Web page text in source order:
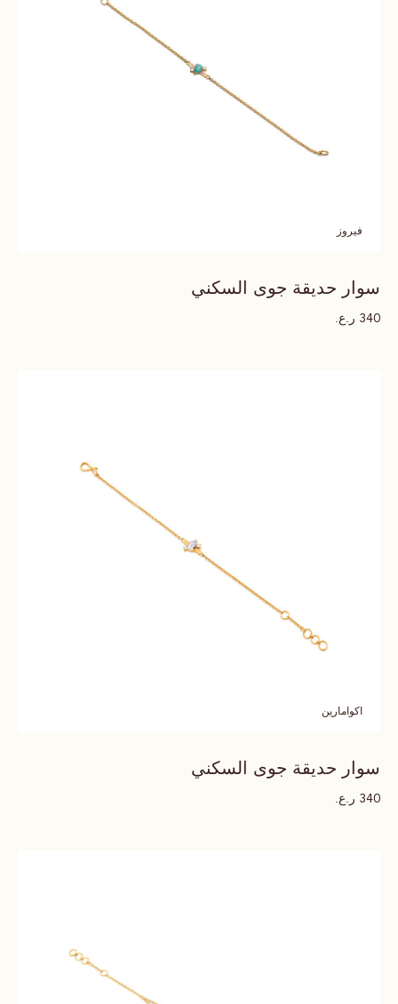
فيروز
سوار حديقة جوى السكني
340 ر.ع.
اكوامارين
سوار حديقة جوى السكني
340 ر.ع.